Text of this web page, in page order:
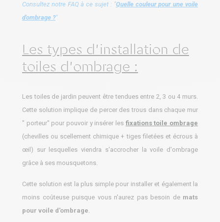
Consultez notre FAQ à ce sujet : "Quelle couleur pour une voile
d'ombrage ?"
Les types d’installation de
toiles d'ombrage :
Les toiles de jardin peuvent être tendues entre 2, 3 ou 4 murs.
Cette solution implique de percer des trous dans chaque mur
" porteur" pour pouvoir y insérer les fixations toile ombrage
(chevilles ou scellement chimique + tiges filetées et écrous à
œil) sur lesquelles viendra s'accrocher la voile d'ombrage
grâce à ses mousquetons.
Cette solution est la plus simple pour installer et également la
moins coûteuse puisque vous n'aurez pas besoin de mats
pour voile d'ombrage.